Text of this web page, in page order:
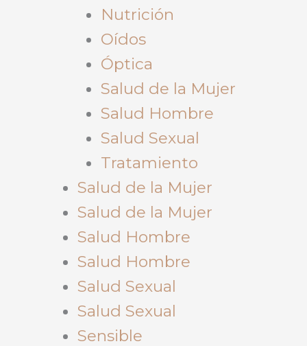
Nutrición
Oídos
Óptica
Salud de la Mujer
Salud Hombre
Salud Sexual
Tratamiento
Salud de la Mujer
Salud de la Mujer
Salud Hombre
Salud Hombre
Salud Sexual
Salud Sexual
Sensible